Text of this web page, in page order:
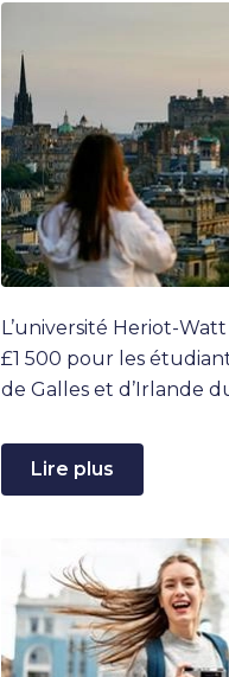
L’université Heriot-
£1 500 pour les
de Galles et d’Irlande
Lire plus